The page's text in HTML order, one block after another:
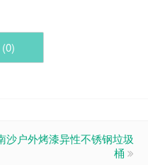
0)
沙户外烤漆异性不锈钢垃圾
桶